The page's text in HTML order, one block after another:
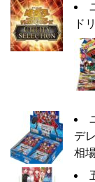
ド
デ
相